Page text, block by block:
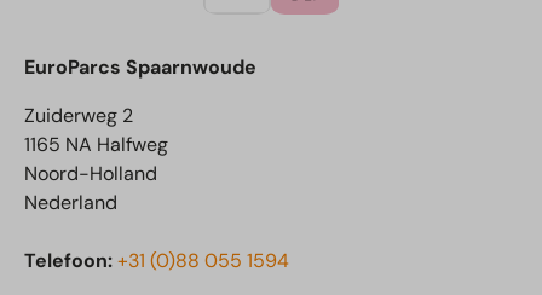
EuroParcs Spaarnwoude
Zuiderweg 2
1165 NA Halfweg
Noord-Holland
Nederland
Telefoon:+31 (0)88 055 1594